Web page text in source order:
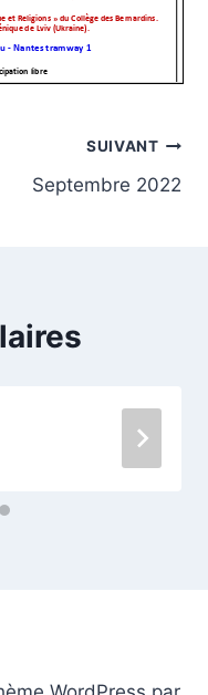
SUIVANT
Septembre 2022